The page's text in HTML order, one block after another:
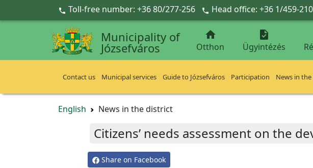
Ugrás a fő tartalomra
 Toll-free number: +36 80/277-256  Head office: +36 1/459-
Municipality of
Józsefváros

Otthon

Ügyintézés
Contact us Municipal services Guide to Józsefváros Participation News in
English News in the district
Citizens’ needs assessment on the
Share on Facebook